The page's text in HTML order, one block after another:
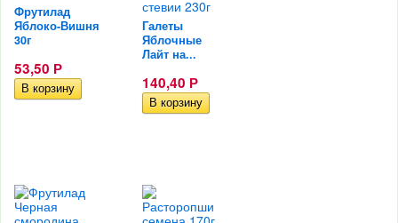
Фрутилад
Яблоко-Вишня
30г
53,50 Р
Галеты
Яблочные
Лайт на...
140,40 Р